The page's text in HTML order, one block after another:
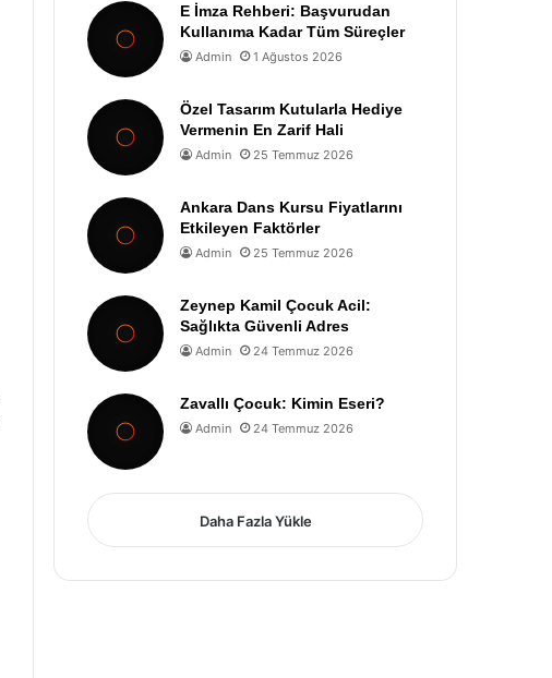
E İmza Rehberi: Başvurudan
Kullanıma Kadar Tüm Süreçler
Admin 1 Ağustos 2026
Özel Tasarım Kutularla Hediye
Vermenin En Zarif Hali
Admin 25 Temmuz 2026
Ankara Dans Kursu Fiyatlarını
Etkileyen Faktörler
Admin 25 Temmuz 2026
Zeynep Kamil Çocuk Acil:
Sağlıkta Güvenli Adres
Admin 24 Temmuz 2026
Zavallı Çocuk: Kimin Eseri?
Admin 24 Temmuz 2026
Daha Fazla Yükle